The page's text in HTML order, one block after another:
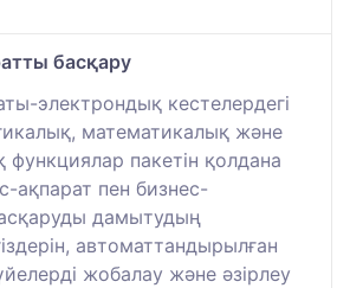
басқару
электрондық кестелердегі
математикалық және
функциялар пакетін қолдана
ақпарат пен бизнес-
дамытудың
автоматтандырылған
жобалау және әзірлеу